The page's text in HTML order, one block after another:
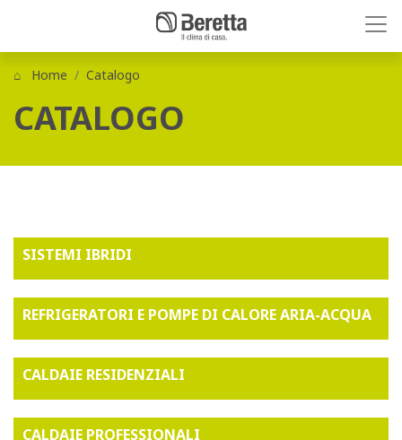
Home Catalogo
CATALOGO
SISTEMI IBRIDI
REFRIGERATORI E POMPE DI CALORE ARIA-ACQUA
CALDAIE RESIDENZIALI
CALDAIE PROFESSIONALI